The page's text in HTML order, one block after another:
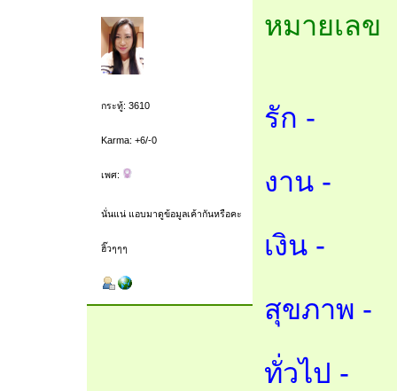
กระทู้: 3610
Karma: +6/-0
เพศ:
นั่นแน่ แอบมาดูข้อมูลเค้ากันหรือคะ
ฮิ๊วๆๆๆ
หมายเลข
รัก -
งาน -
เงิน -
สุขภาพ -
ทั่วไป -